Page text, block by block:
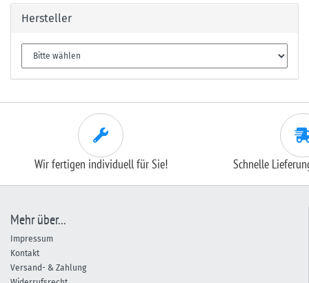
Hersteller
Wir fertigen individuell für Sie! Schnelle
Mehr über...
Impressum
Kontakt
Versand- & Zahlung